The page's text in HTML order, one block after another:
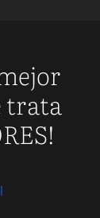
trata